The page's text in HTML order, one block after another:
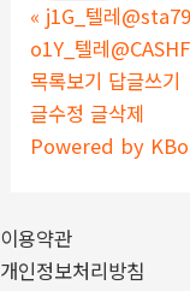
« j1G_텔레
o1Y_텔레
목록보기 답글쓰기
글수정 글삭제
Powered by
이용약관
개인정보처리방침